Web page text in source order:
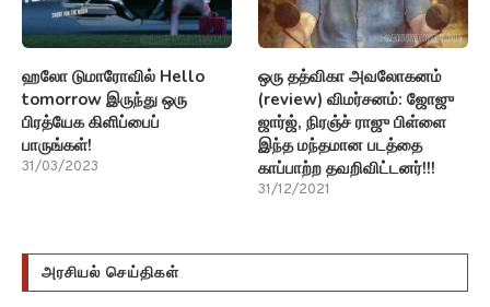
ஹலோ டுமாரோவில் Hello
tomorrow இருந்து ஒரு
பிரத்யேக கிளிப்பைப்
பாருங்கள்!
31/03/2023
ஒரு தத்விகா அவலோகனம்
(review) விமர்சனம்: ஜோஜு
ஜார்ஜ், நிரஞ்ச் ராஜு பிள்ளை
இந்த மந்தமான படத்தை
காப்பாற்ற தவறிவிட்டனர்!!!
31/12/2021
அரசியல் செய்திகள்